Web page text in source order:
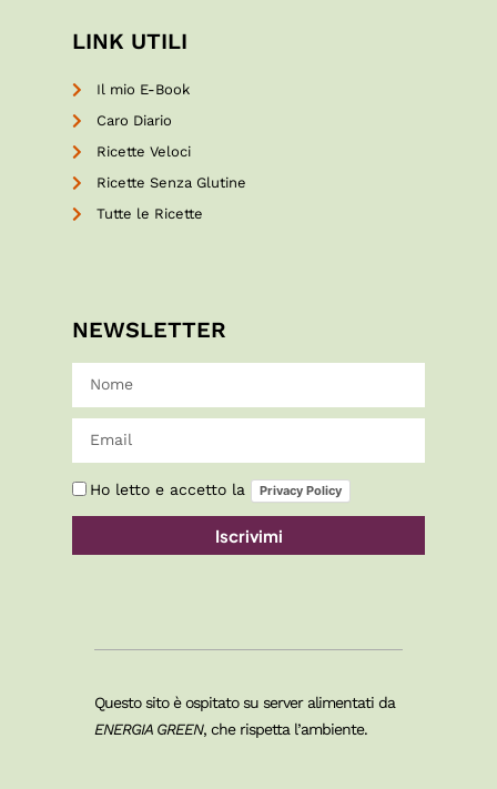
LINK UTILI
Il mio E-Book
Caro Diario
Ricette Veloci
Ricette Senza Glutine
Tutte le Ricette
NEWSLETTER
Ho letto e accetto la Privacy Policy
Iscrivimi
Questo sito è ospitato su server alimentati da
ENERGIA GREEN, che rispetta l’ambiente.